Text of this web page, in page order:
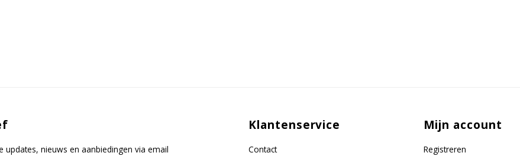
updates, nieuws en aanbiedingen via email
Klantenservice
Contact
Mijn account
Registreren